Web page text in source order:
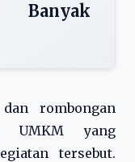
rombongan
UMKM yang
tersebut.